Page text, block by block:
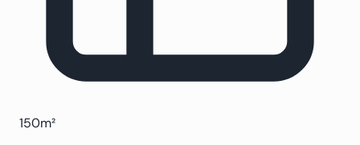
150m²